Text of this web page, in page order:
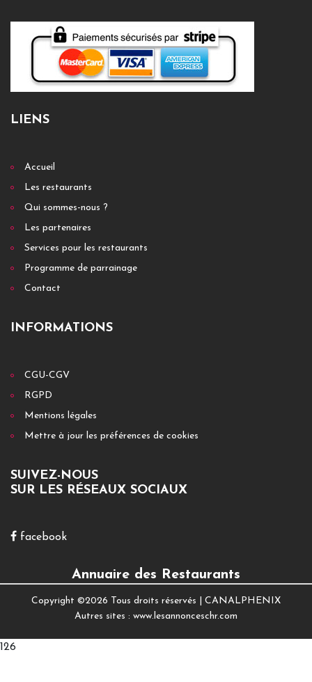
LIENS
Accueil
Les restaurants
Qui sommes-nous ?
Les partenaires
Services pour les restaurants
Programme de parrainage
Contact
INFORMATIONS
CGU-CGV
RGPD
Mentions légales
Mettre à jour les préférences de cookies
SUIVEZ-NOUS
SUR LES RÉSEAUX SOCIAUX
facebook
Annuaire des Restaurants
Copyright ©2026 Tous droits réservés | CANALPHENIX
Autres sites : www.lesannonceschr.com
126